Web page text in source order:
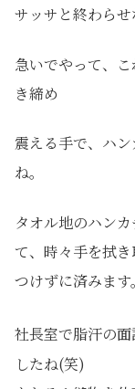
サッサと終わら
急いでやって、
き締め
震える手で、ハ
ね。
タオル地のハン
て、時々手を拭
つけずに済みます。
社長室で脂汗の面
したね(笑)